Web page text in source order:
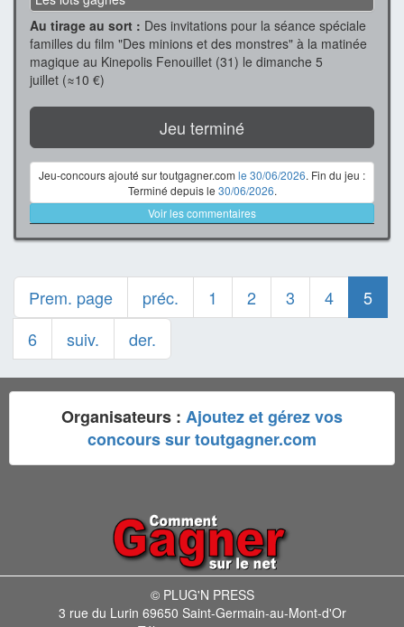
Au tirage au sort : Des invitations pour la séance spéciale
familles du film "Des minions et des monstres" à la matinée
magique au Kinepolis Fenouillet (31) le dimanche 5
juillet (≈10 €)
Jeu terminé
Jeu-concours ajouté sur toutgagner.com le 30/06/2026. Fin du jeu :
Terminé depuis le 30/06/2026.
Voir les commentaires
Prem. page préc. 1 2 3 4
5
6
suiv. der.
Organisateurs : Ajoutez et gérez vos
concours sur toutgagner.com
© PLUG'N PRESS
3 rue du Lurin 69650 Saint-Germain-au-Mont-d'Or